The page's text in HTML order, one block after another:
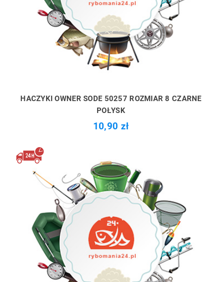
HACZYKI OWNER SODE 50257 ROZMIAR 8 CZARNE
POŁYSK
10,90 zł